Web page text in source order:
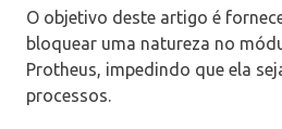
O objetivo deste artigo é
bloquear uma natureza no
Protheus, impedindo que ela
processos.